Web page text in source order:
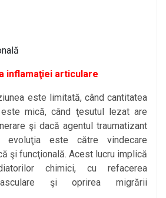
inflamaţiei articulare
este limitată, când cantitatea
mică, când ţesutul lezat are
şi dacă agentul traumatizant
este către vindecare
şi funcţională. Acest lucru implică
chimici, cu refacerea
şi oprirea migrării